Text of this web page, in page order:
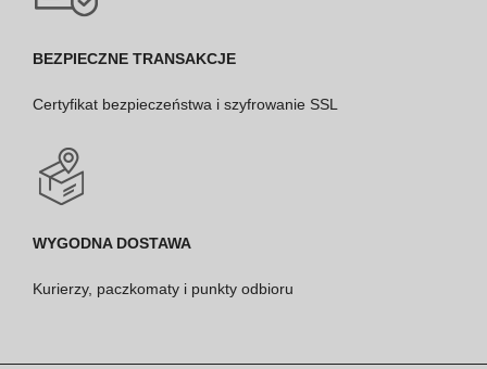
BEZPIECZNE TRANSAKCJE
Certyfikat bezpieczeństwa i szyfrowanie SSL
WYGODNA DOSTAWA
Kurierzy, paczkomaty i punkty odbioru